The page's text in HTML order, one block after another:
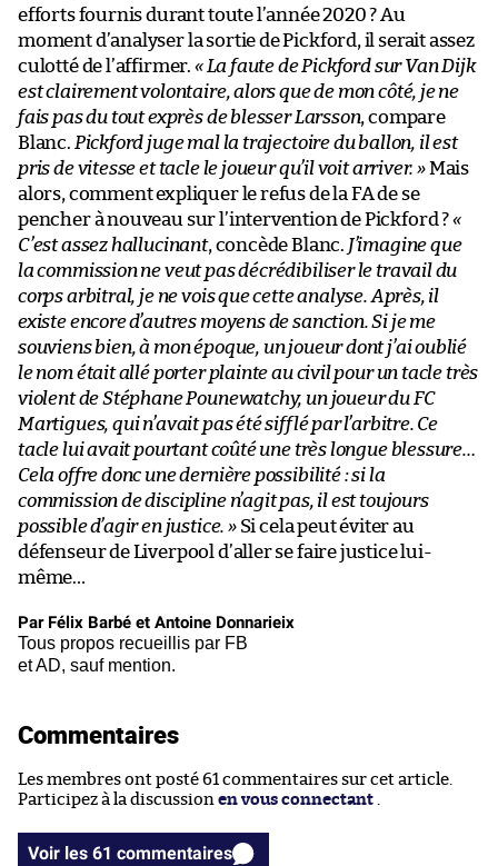
efforts fournis durant toute l’année 2020 ? Au
moment d’analyser la sortie de Pickford, il serait assez
culotté de l’affirmer. « La faute de Pickford sur Van Dijk
est clairement volontaire, alors que de mon côté, je ne
fais pas du tout exprès de blesser Larsson, compare
Blanc. Pickford juge mal la trajectoire du ballon, il est
pris de vitesse et tacle le joueur qu’il voit arriver. »Mais
alors, comment expliquer le refus de la FA de se
pencher à nouveau sur l’intervention de Pickford ?«
C’est assez hallucinant, concède Blanc. J’imagine que
la commission ne veut pas décrédibiliser le travail du
corps arbitral, je ne vois que cette analyse. Après, il
existe encore d’autres moyens de sanction. Si je me
souviens bien, à mon époque, un joueur dont j’ai oublié
le nom était allé porter plainte au civil pour un tacle très
violent de Stéphane Pounewatchy, un joueur du FC
Martigues, qui n’avait pas été sifflé par l’arbitre. Ce
tacle lui avait pourtant coûté une très longue blessure…
Cela offre donc une dernière possibilité : si la
commission de discipline n’agit pas, il est toujours
possible d’agir en justice. »Si cela peut éviter au
défenseur de Liverpool d’aller se faire justice lui-
même…
Par Félix Barbé et Antoine Donnarieix
Tous propos recueillis par FB
et AD, sauf mention.
Commentaires
Les membres ont posté 61 commentaires sur cet article.
Participez à la discussion en vous connectant
Voir les 61 commentaires